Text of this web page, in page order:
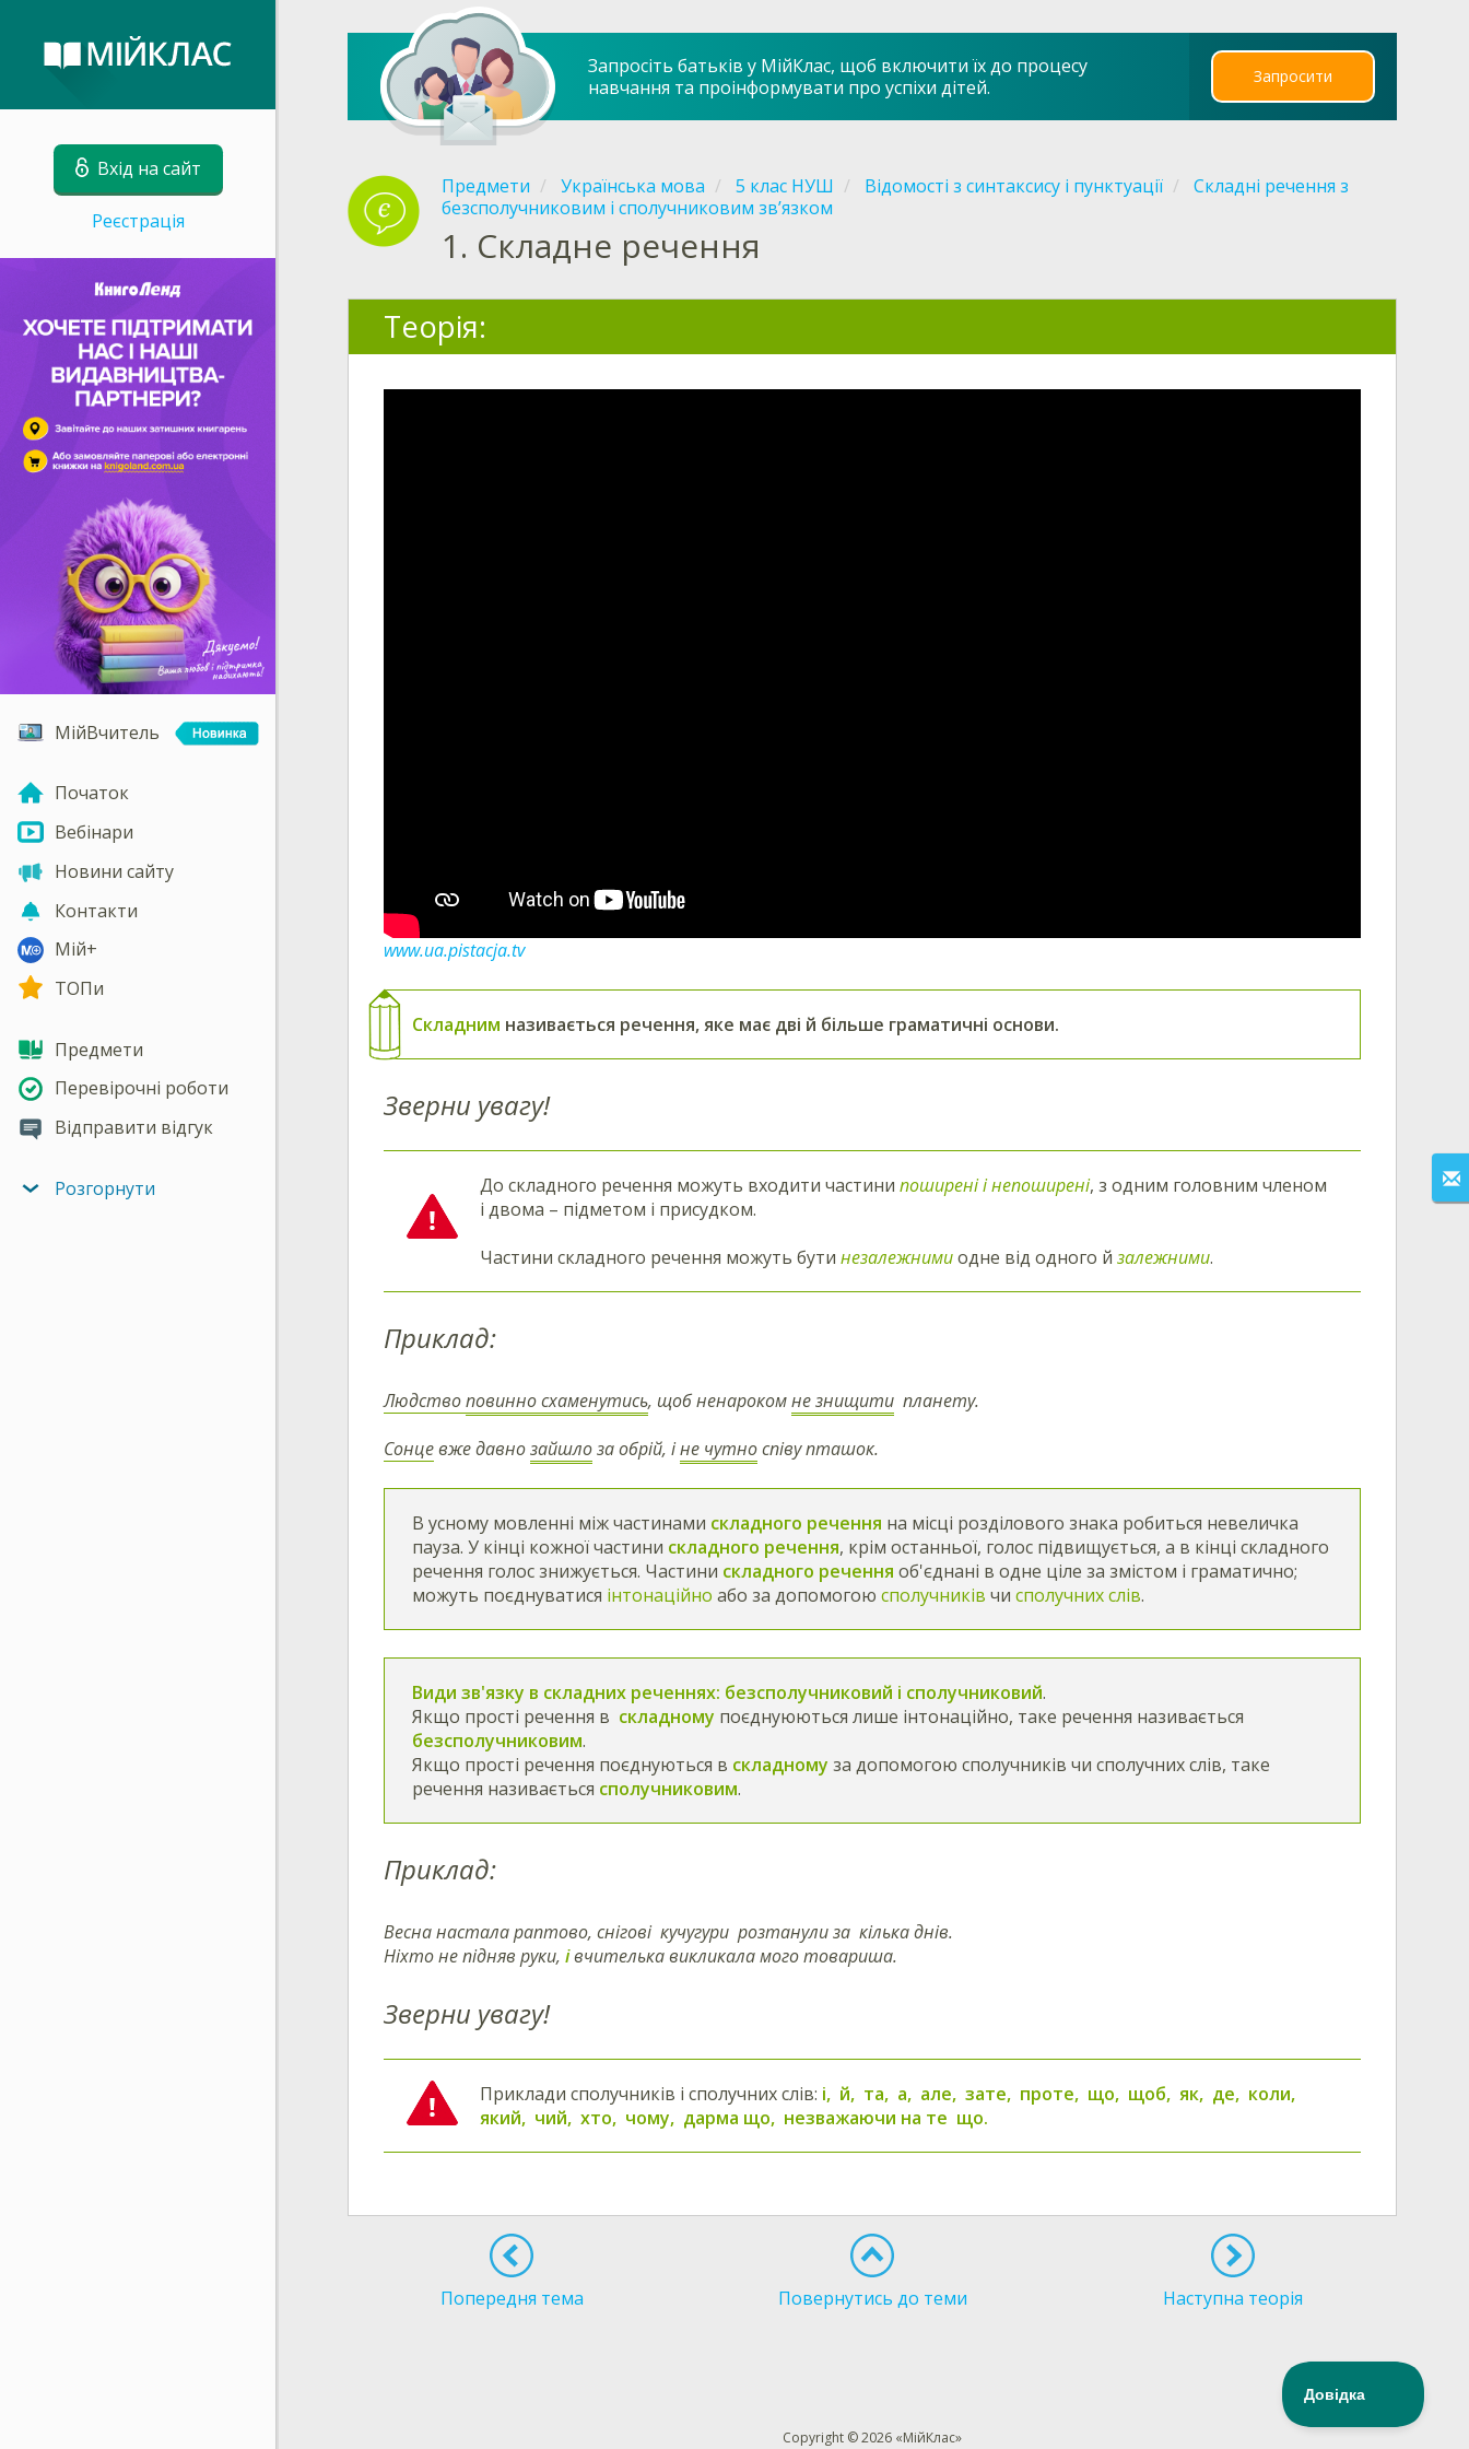
Вхід на сайт
Реєстрація
МійВчитель
Початок
Вебінари
Новини сайту
Контакти
Мій+
ТОПи
Предмети
Перевірочні роботи
Відправити відгук
Розгорнути
Запросіть батьків у МійКлас, щоб включити їх до процесу
навчання та проінформувати про успіхи дітей.
Запросити
Предмети Українська мова 5 клас НУШ Відомості з синтаксису і пунктуації
Складні речення з
безсполучниковим і сполучниковим зв’язком
1. Складне речення
Теорія:
www.ua.pistacja.tv
Складним називається речення, яке має дві й більше граматичні основи.
Зверни увагу!
До складного речення можуть входити частини поширені і непоширені, з одним головним членом
і двома – підметом і присудком.
Частини складного речення можуть бути незалежнимиодне від одного й залежними.
Приклад:
Людствоповинно схаменутись, щоб ненарокомне знищити планету.
Сонцевже давнозайшлоза обрій, іне чутноспіву пташок.
В усному мовленні між частинами складного речення на місці розділового знака робиться невеличка
пауза. У кінці кожної частини складного речення, крім останньої, голос підвищується, а в кінці складного
речення голос знижується. Частини складного речення об'єднані в одне ціле за змістом і граматично;
можуть поєднуватися інтонаційно або за допомогою сполучників чи сполучних слів.
Види зв'язку в складних реченнях: безсполучниковий і сполучниковий.
Якщо прості речення в складному поєднуюються лише інтонаційно, таке речення називається
безсполучниковим.
Якщо прості речення поєднуються в складному за допомогою сполучників чи сполучних слів, таке
речення називається сполучниковим.
Приклад:
Весна настала раптово, снігові кучугури розтанули за кілька днів.
Ніхто не підняв руки, івчителька викликала мого товариша.
Зверни увагу!
Приклади сполучників і сполучних слів: і, й, та, а, але, зате, проте, що, щоб, як, де, коли,
який, чий, хто, чому, дарма що, незважаючи на те що.
Попередня тема Повернутись до теми Наступна теорія
Copyright © 2026 «МійКлас»